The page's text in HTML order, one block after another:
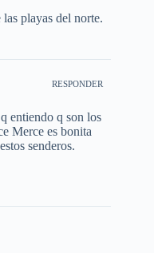
playas del norte.
RESPONDER
entiendo q son los
Merce es bonita
senderos.